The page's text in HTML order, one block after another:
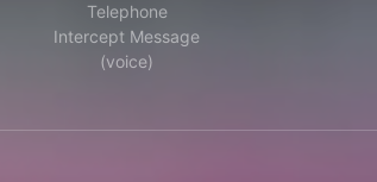
Telephone
Intercept Message
(voice)